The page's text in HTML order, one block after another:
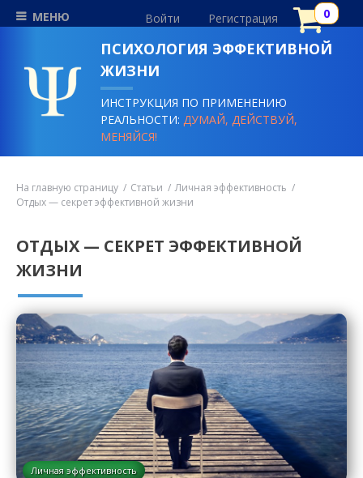
МЕНЮ Войти Регистрация
ПСИХОЛОГИЯ ЭФФЕКТИВНОЙ
ЖИЗНИ
ИНСТРУКЦИЯ ПО ПРИМЕНЕНИЮ
РЕАЛЬНОСТИ:ДУМАЙ, ДЕЙСТВУЙ,
МЕНЯЙСЯ!
На главную страницу Статьи
Личная эффективность
Отдых — секрет эффективной жизни
ОТДЫХ — СЕКРЕТ ЭФФЕКТИВНОЙ
ЖИЗНИ
Личная эффективность